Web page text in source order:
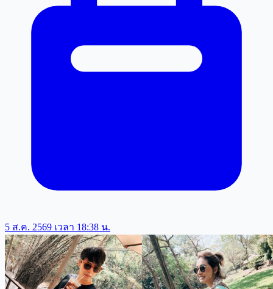
5 ส.ค. 2569 เวลา 18:38 น.